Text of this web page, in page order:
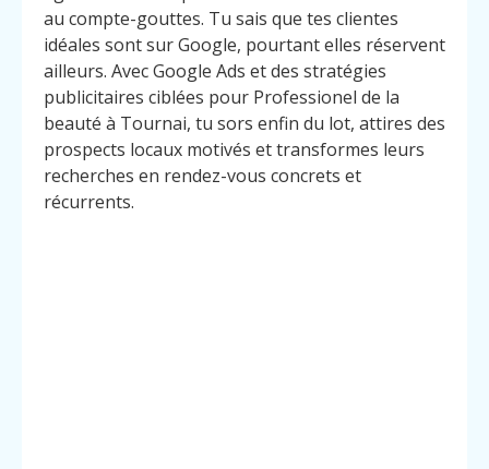
au compte-gouttes. Tu sais que tes clientes
idéales sont sur Google, pourtant elles réservent
ailleurs. Avec Google Ads et des stratégies
publicitaires ciblées pour Professionel de la
beauté à Tournai, tu sors enfin du lot, attires des
prospects locaux motivés et transformes leurs
recherches en rendez-vous concrets et
récurrents.